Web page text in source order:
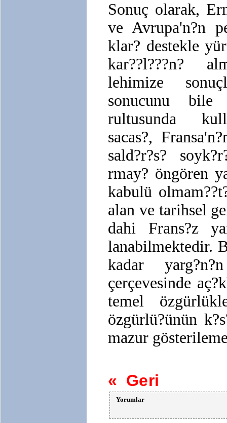
Sonuç olarak,
ve Avrupa'n?n
klar? destekle
kar??l???n?
lehimize
sonucunu
rultusunda
sacas?,
sald?r?s?
rmay? öngören
kabulü
alan ve tarihsel
dahi Frans?z
lanabilmektedir.
kadar
çerçevesinde
temel
özgürlü?ünün
mazur
« Geri
Yorumlar